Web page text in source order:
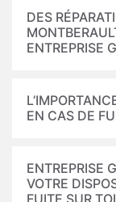
DES
ENTREPRISE
EN CAS DE
ENTREPRISE
VOTRE
FUITE SUR